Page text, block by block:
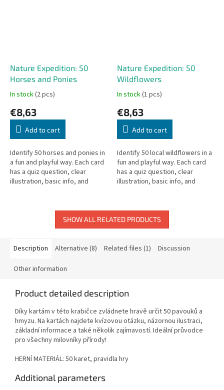
Nature Expedition: 50
Horses and Ponies
In stock(2 pcs)
€8,63
Add to cart
Identify 50 horses and ponies in
a fun and playful way. Each card
has a quiz question, clear
illustration, basic info, and
Nature Expedition: 50
Wildflowers
In stock(1 pcs)
€8,63
Add to cart
Identify 50 local wildflowers in a
fun and playful way. Each card
has a quiz question, clear
illustration, basic info, and
SHOW ALL RELATED PRODUCTS
Description Alternative (8) Related files (1) Discussion
Other information
Product detailed description
Díky kartám v této krabičce zvládnete hravě určit 50 pavouků a
hmyzu. Na kartách najdete kvízovou otázku, názornou ilustraci,
základní informace a také několik zajímavostí. Ideální průvodce
pro všechny milovníky přírody!
HERNÍ MATERIÁL: 50 karet, pravidla hry
Additional parameters